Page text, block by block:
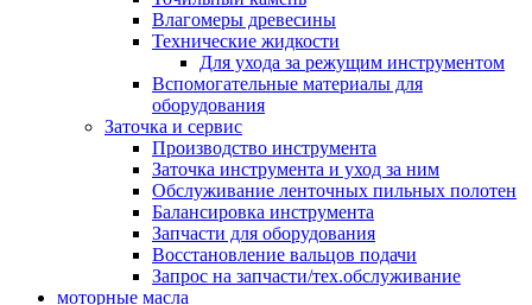
Влагомеры древесины
Технические жидкости
Для ухода за режущим инструментом
Вспомогательные материалы для
оборудования
Заточка и сервис
Производство инструмента
Заточка инструмента и уход за ним
Обслуживание ленточных пильных полотен
Балансировка инструмента
Запчасти для оборудования
Восстановление вальцов подачи
Запрос на запчасти/тех.обслуживание
моторные масла